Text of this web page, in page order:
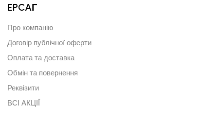
EPCAГ
Про компанію
Договір публічної оферти
Оплата та доставка
Обмін та повернення
Реквізити
ВСІ АКЦІЇ